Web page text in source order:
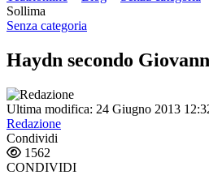
Sollima
Senza categoria
Haydn secondo
Ultima modifica: 24 Giugno 2013
Redazione
Condividi
1562
CONDIVIDI